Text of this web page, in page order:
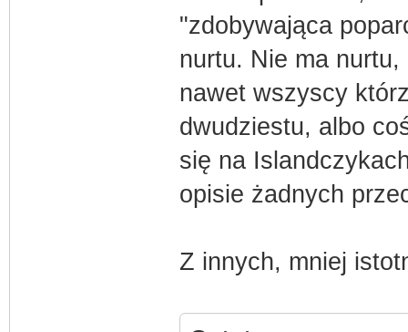
"zdobywająca
nurtu. Nie ma
nawet wszyscy
dwudziestu, albo
się na
opisie żadnych
Z innych, mniej